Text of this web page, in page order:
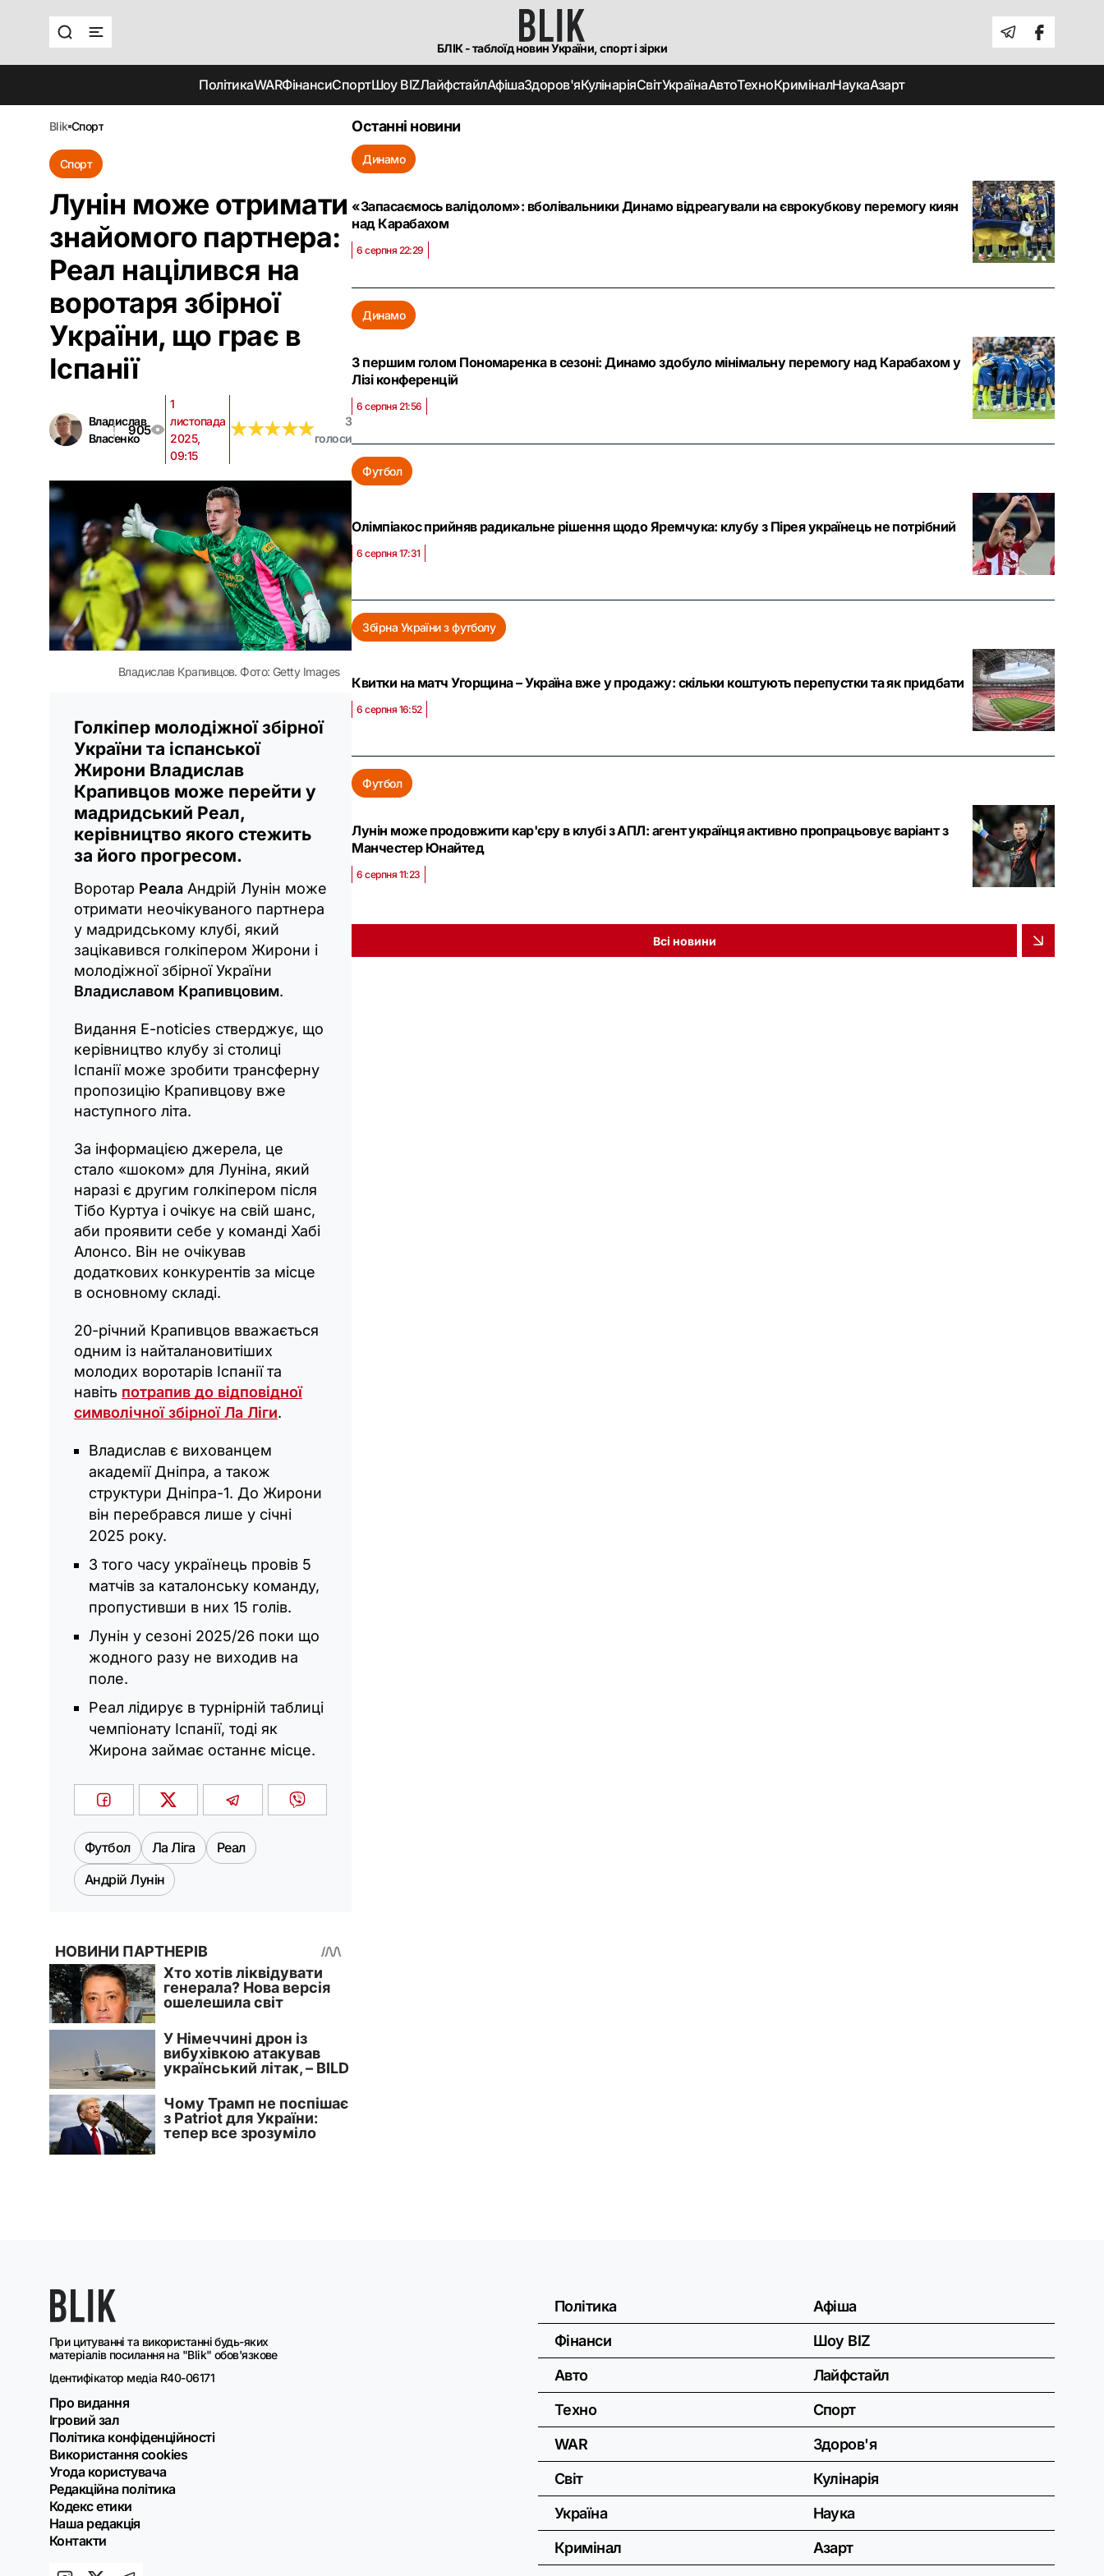
БЛІК - таблоїд новин України, спорт і зірки
ПолітикаWARФінансиСпортШоу BIZЛайфстайлАфішаЗдоров'яКулінаріяСвітУкраїнаАвтоТехноКриміналНаукаАзарт
blik спорт
Спорт
Лунін може отримати
знайомого партнера:
Реал націлився на
воротаря збірної
України, що грає в
Іспанії
Владислав
Власенко
905
1
листопада
2025,
09:15
★★★★★
★★★★★
3
голоси
Владислав Крапивцов. Фото: Getty Images
Голкіпер молодіжної збірної
України та іспанської
Жирони Владислав
Крапивцов може перейти у
мадридський Реал,
керівництво якого стежить
за його прогресом.
Воротар Реала Андрій Лунін може
отримати неочікуваного партнера
у мадридському клубі, який
зацікавився голкіпером Жирони і
молодіжної збірної України
Владиславом Крапивцовим.
Видання E-noticies стверджує, що
керівництво клубу зі столиці
Іспанії може зробити трансферну
пропозицію Крапивцову вже
наступного літа.
За інформацією джерела, це
стало «шоком» для Луніна, який
наразі є другим голкіпером після
Тібо Куртуа і очікує на свій шанс,
аби проявити себе у команді Хабі
Алонсо. Він не очікував
додаткових конкурентів за місце
в основному складі.
20-річний Крапивцов вважається
одним із найталановитіших
молодих воротарів Іспанії та
навіть потрапив до відповідної
символічної збірної Ла Ліги.
Владислав є вихованцем
академії Дніпра, а також
структури Дніпра-1. До Жирони
він перебрався лише у січні
2025 року.
З того часу українець провів 5
матчів за каталонську команду,
пропустивши в них 15 голів.
Лунін у сезоні 2025/26 поки що
жодного разу не виходив на
поле.
Реал лідирує в турнірній таблиці
чемпіонату Іспанії, тоді як
Жирона займає останнє місце.
Футбол Ла Ліга
Реал
Андрій Лунін
Останні новини
Динамо
«Запасаємось валідолом»: вболівальники Динамо відреагували на єврокубкову перемогу киян
над Карабахом
6 серпня 22:29
Динамо
З першим голом Пономаренка в сезоні: Динамо здобуло мінімальну перемогу над Карабахом у
Лізі конференцій
6 серпня 21:56
Футбол
Олімпіакос прийняв радикальне рішення щодо Яремчука: клубу з Пірея українець не потрібний
6 серпня 17:31
Збірна України з футболу
Квитки на матч Угорщина – Україна вже у продажу: скільки коштують перепустки та як придбати
6 серпня 16:52
Футбол
Лунін може продовжити кар'єру в клубі з АПЛ: агент українця активно пропрацьовує варіант з
Манчестер Юнайтед
6 серпня 11:23
Всі новини
При цитуванні та використанні будь-яких
матеріалів посилання на "Blik" обов'язкове
Ідентифікатор медіа R40-06171
Про видання
Ігровий зал
Політика конфіденційності
Використання cookies
Угода користувача
Редакційна політика
Кодекс етики
Наша редакція
Контакти
Політика
Фінанси
Авто
Техно
WAR
Світ
Україна
Кримінал
Афіша
Шоу BIZ
Лайфстайл
Спорт
Здоров'я
Кулінарія
Наука
Азарт